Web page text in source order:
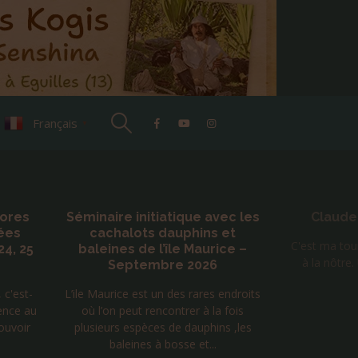
Français
initiatique avec les
dauphins et
de l’île Maurice –
est un des rares endroits
rencontrer à la fois
de dauphins ,les
à bosse et...
Claude Brame Tour 2026
C'est ma tournée, mais aussi la
à la nôtre. UNIES SONT NOS VOIX